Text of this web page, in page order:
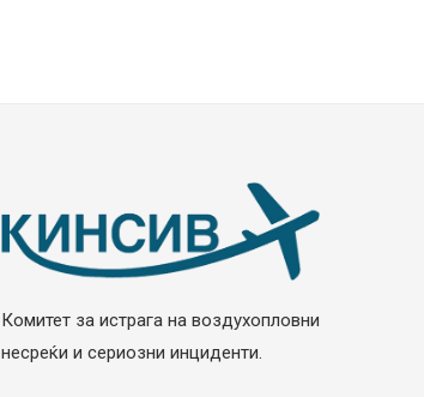
Комитет за истрага на воздухопловни
несреќи и сериозни инциденти.